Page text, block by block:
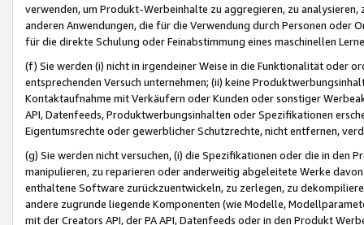
verwenden, um Produkt-Werbeinhalte zu aggregieren, zu
anderen Anwendungen, die für die Verwendung durch Personen
für die direkte Schulung oder Feinabstimmung eines maschinellen
(f) Sie werden (i) nicht in irgendeiner Weise in die Funktionalität oder
entsprechenden Versuch unternehmen; (ii) keine
Kontaktaufnahme mit Verkäufern oder Kunden oder sonstiger
API, Datenfeeds, Produktwerbungsinhalten oder Spezifikationen
Eigentumsrechte oder gewerblicher Schutzrechte, nicht entfernen,
(g) Sie werden nicht versuchen, (i) die Spezifikationen oder die in
manipulieren, zu reparieren oder anderweitig abgeleitete Werke
enthaltene Software zurückzuentwickeln, zu zerlegen, zu
andere zugrunde liegende Komponenten (wie Modelle,
mit der Creators API, der PA API, Datenfeeds oder in den Produkt